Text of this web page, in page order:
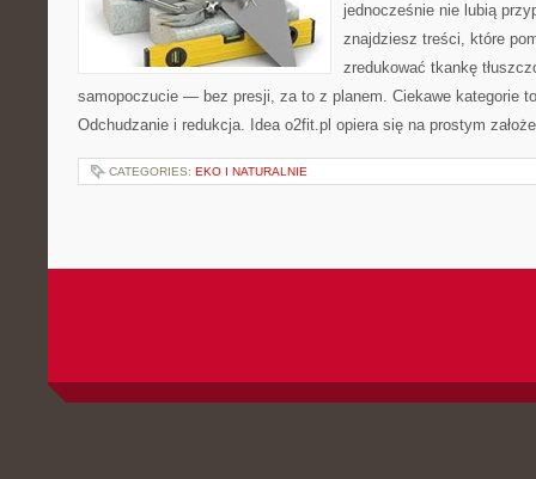
jednocześnie nie lubią
znajdziesz treści, które
zredukować tkankę
samopoczucie — bez presji, za to z planem. Ciekawe kategorie
Odchudzanie i redukcja. Idea o2fit.pl opiera się na prostym
CATEGORIES: EKO I NATURALNIE